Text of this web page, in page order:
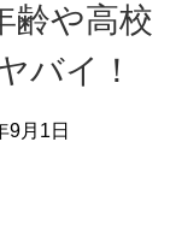
齢や高校
バイ！
9月1日